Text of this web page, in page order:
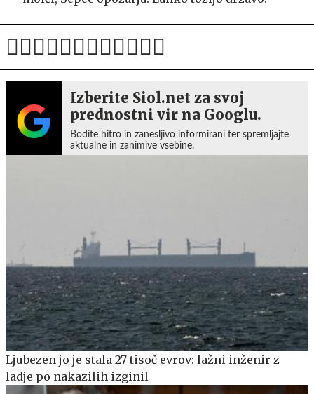
Izberite Siol.net za svoj
prednostni vir na Googlu.
Bodite hitro in zanesljivo informirani ter spremljajte
aktualne in zanimive vsebine.
Ljubezen jo je stala 27 tisoč evrov: lažni inženir z
ladje po nakazilih izginil